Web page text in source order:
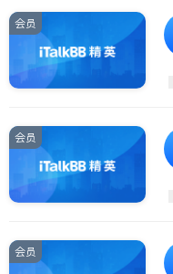
会员
会员
会员